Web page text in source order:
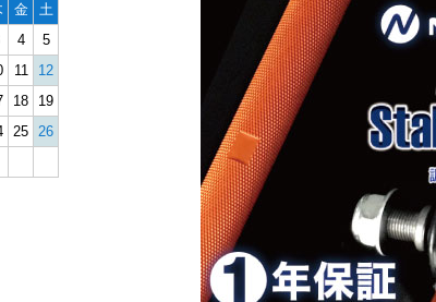
金
土
4
5
11
12
18
19
25 26